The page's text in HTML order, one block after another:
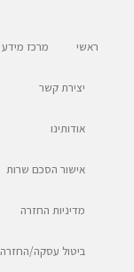
ראשי מרכז מידע
יצירת קשר
אודותינו
אישור הסכם שרות
מדיניות החזרה
ביטול עסקה/החזרה